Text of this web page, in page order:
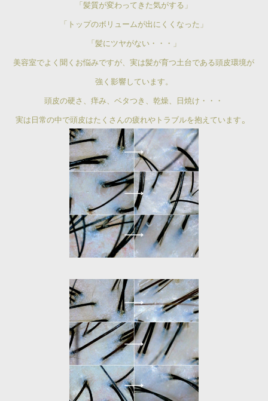
「髪質が変わってきた気がする」
「トップのボリュームが出にくくなった」
「髪にツヤがない・・・」
美容室でよく聞くお悩みですが、実は髪が育つ土台である頭皮環境が
強く影響しています。
頭皮の硬さ、痒み、ベタつき、乾燥、日焼け・・・
実は日常の中で頭皮はたくさんの疲れやトラブルを抱えています 。